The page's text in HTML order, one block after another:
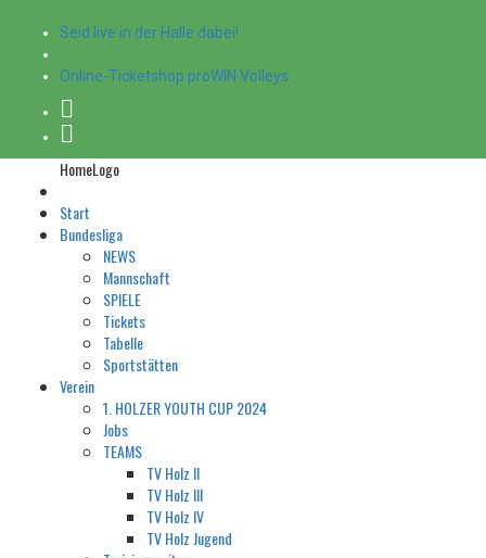
Seid live in der Halle dabei!
Online-Ticketshop proWIN Volleys
HomeLogo
Start
Bundesliga
NEWS
Mannschaft
SPIELE
Tickets
Tabelle
Sportstätten
Verein
1. HOLZER YOUTH CUP 2024
Jobs
TEAMS
TV Holz II
TV Holz III
TV Holz IV
TV Holz Jugend